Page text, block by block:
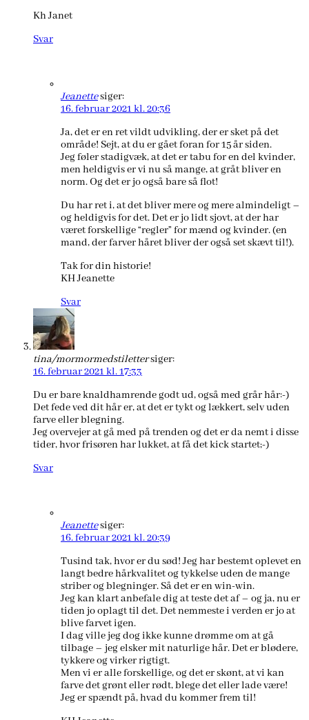
Kh Janet
Svar
Jeanettesiger:
16. februar 2021 kl. 20:36
Ja, det er en ret vildt udvikling, der er sket på det
område! Sejt, at du er gået foran for 15 år siden.
Jeg føler stadigvæk, at det er tabu for en del kvinder,
men heldigvis er vi nu så mange, at gråt bliver en
norm. Og det er jo også bare så flot!
Du har ret i, at det bliver mere og mere almindeligt –
og heldigvis for det. Det er jo lidt sjovt, at der har
været forskellige “regler” for mænd og kvinder. (en
mand, der farver håret bliver der også set skævt til!).
Tak for din historie!
KH Jeanette
Svar
tina/mormormedstilettersiger:
16. februar 2021 kl. 17:33
Du er bare knaldhamrende godt ud, også med grår hår:-)
Det fede ved dit hår er, at det er tykt og lækkert, selv uden
farve eller blegning.
Jeg overvejer at gå med på trenden og det er da nemt i disse
tider, hvor frisøren har lukket, at få det kick startet;-)
Svar
Jeanettesiger:
16. februar 2021 kl. 20:39
Tusind tak, hvor er du sød! Jeg har bestemt oplevet en
langt bedre hårkvalitet og tykkelse uden de mange
striber og blegninger. Så det er en win-win.
Jeg kan klart anbefale dig at teste det af – og ja, nu er
tiden jo oplagt til det. Det nemmeste i verden er jo at
blive farvet igen.
I dag ville jeg dog ikke kunne drømme om at gå
tilbage – jeg elsker mit naturlige hår. Det er blødere,
tykkere og virker rigtigt.
Men vi er alle forskellige, og det er skønt, at vi kan
farve det grønt eller rødt, blege det eller lade være!
Jeg er spændt på, hvad du kommer frem til!